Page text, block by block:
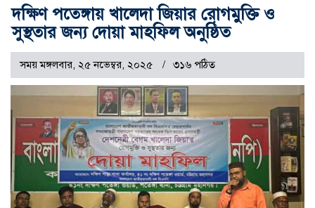
দক্ষিণ পতেঙ্গায় খালেদা জিয়ার রোগমুক্তি ও
সুস্থতার জন্য দোয়া মাহফিল অনুষ্ঠিত
সময় মঙ্গলবার, ২৫ নভেম্বর, ২০২৫ ৩১৬ পঠিত